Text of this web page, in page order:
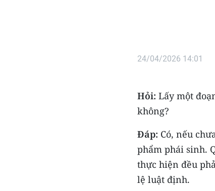
24/04/2026 14:01
Hỏi: Lấy một
không?
Đáp: Có, nếu
phẩm phái sinh.
thực hiện đều
lệ luật định.